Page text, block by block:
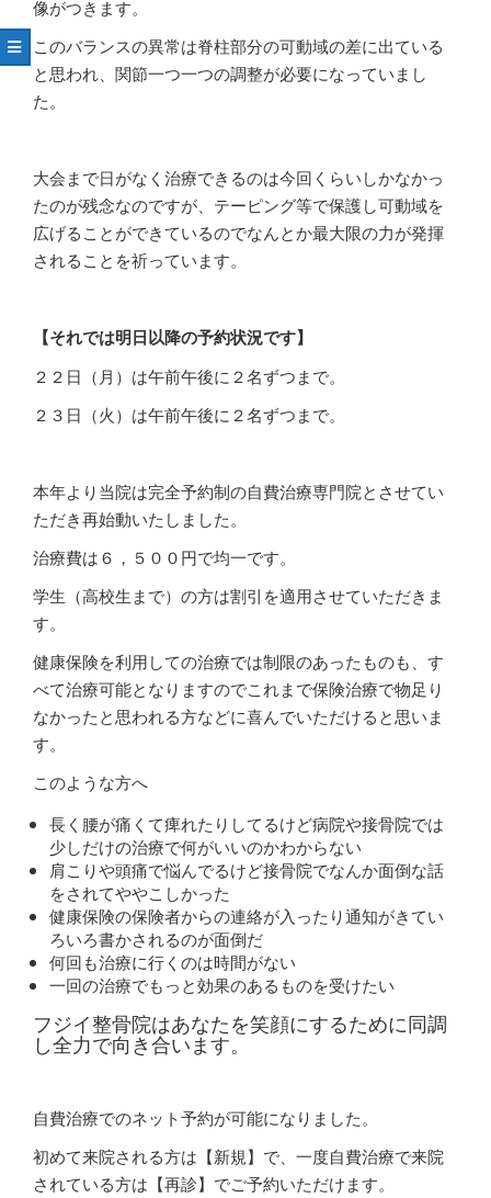
像がつきます。
このバランスの異常は脊柱部分の可動域の差に出ている
と思われ、関節一つ一つの調整が必要になっていまし
た。
大会まで日がなく治療できるのは今回くらいしかなかっ
たのが残念なのですが、テーピング等で保護し可動域を
広げることができているのでなんとか最大限の力が発揮
されることを祈っています。
【それでは明日以降の予約状況です】
２２日（月）は午前午後に２名ずつまで。
２３日（火）は午前午後に２名ずつまで。
本年より当院は完全予約制の自費治療専門院とさせてい
ただき再始動いたしました。
治療費は６，５００円で均一です。
学生（高校生まで）の方は割引を適用させていただきま
す。
健康保険を利用しての治療では制限のあったものも、す
べて治療可能となりますのでこれまで保険治療で物足り
なかったと思われる方などに喜んでいただけると思いま
す。
このような方へ
長く腰が痛くて痺れたりしてるけど病院や接骨院では
少しだけの治療で何がいいのかわからない
肩こりや頭痛で悩んでるけど接骨院でなんか面倒な話
をされてややこしかった
健康保険の保険者からの連絡が入ったり通知がきてい
ろいろ書かされるのが面倒だ
何回も治療に行くのは時間がない
一回の治療でもっと効果のあるものを受けたい
フジイ整骨院はあなたを笑顔にするために同調
し全力で向き合います。
自費治療でのネット予約が可能になりました。
初めて来院される方は【新規】で、一度自費治療で来院
されている方は【再診】でご予約いただけます。